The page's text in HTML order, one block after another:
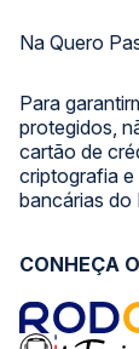
Na Quero
Para
protegidos,
cartão de
criptografia e
bancárias do
CONHEÇA